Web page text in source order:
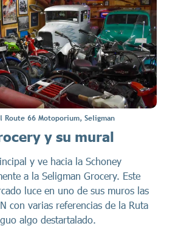
Route 66 Motoporium, Seligman
y su mural
y ve hacia la Schoney
a la Seligman Grocery. Este
luce en uno de sus muros las
con varias referencias de la Ruta
algo destartalado.